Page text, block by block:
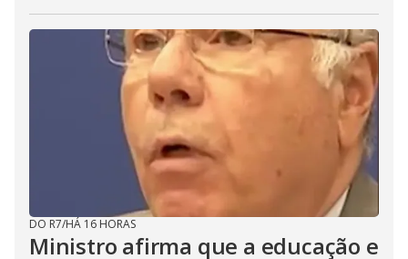
DO R7/HÁ 16 HORAS
Ministro afirma que a educação e